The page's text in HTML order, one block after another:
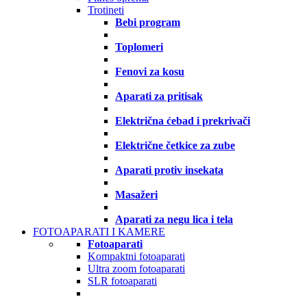
Trotineti
Bebi program
Toplomeri
Fenovi za kosu
Aparati za pritisak
Električna ćebad i prekrivači
Električne četkice za zube
Aparati protiv insekata
Masažeri
Aparati za negu lica i tela
FOTOAPARATI I KAMERE
Fotoaparati
Kompaktni fotoaparati
Ultra zoom fotoaparati
SLR fotoaparati